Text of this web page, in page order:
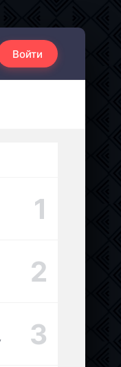
Войти